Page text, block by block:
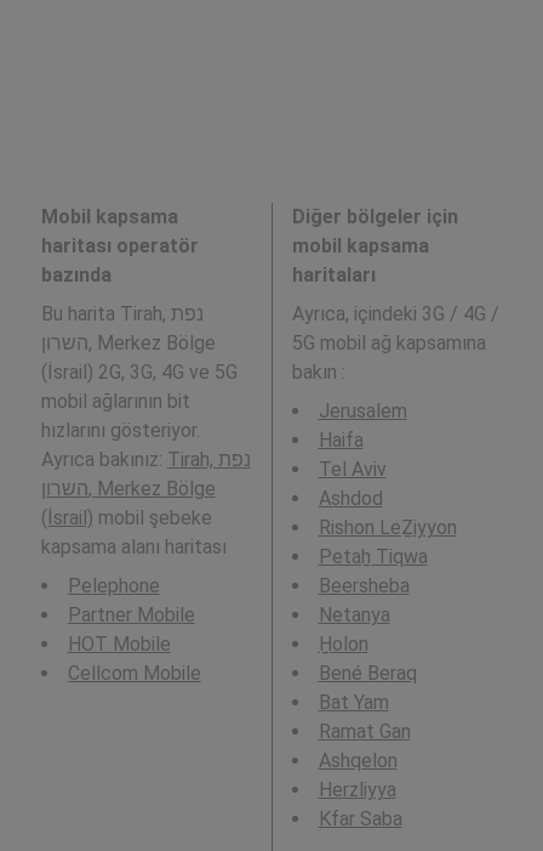
Mobil kapsama
haritası operatör
bazında
Bu harita Tirah, נפת
השרון, Merkez Bölge
(İsrail) 2G, 3G, 4G ve 5G
mobil ağlarının bit
hızlarını gösteriyor.
Ayrıca bakınız: Tirah, נפת
השרון, Merkez Bölge
(İsrail) mobil şebeke
kapsama alanı haritası
Pelephone
Partner Mobile
HOT Mobile
Cellcom Mobile
Diğer bölgeler için
mobil kapsama
haritaları
Ayrıca, içindeki 3G / 4G /
5G mobil ağ kapsamına
bakın :
Jerusalem
Haifa
Tel Aviv
Ashdod
Rishon LeẔiyyon
Petaẖ Tiqwa
Beersheba
Netanya
H̱olon
Bené Beraq
Bat Yam
Ramat Gan
Ashqelon
Herzliyya
Kfar Saba